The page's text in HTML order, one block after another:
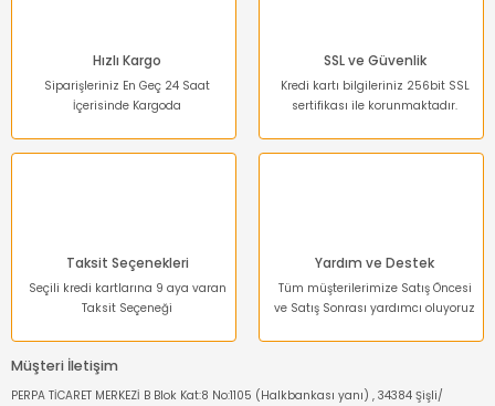
Hızlı Kargo
Siparişleriniz En Geç 24 Saat
İçerisinde Kargoda
SSL ve Güvenlik
Kredi kartı bilgileriniz 256bit SSL
sertifikası ile korunmaktadır.
Taksit Seçenekleri
Seçili kredi kartlarına 9 aya varan
Taksit Seçeneği
Yardım ve Destek
Tüm müşterilerimize Satış Öncesi
ve Satış Sonrası yardımcı oluyoruz
Müşteri İletişim
PERPA TİCARET MERKEZİ B Blok Kat:8 No:1105 (Halkbankası yanı) , 34384 Şişli/